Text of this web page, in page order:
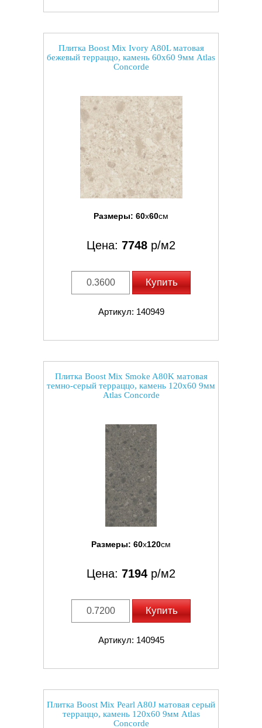
Плитка Boost Mix Ivory A80L матовая
бежевый терраццо, камень 60x60 9мм Atlas
Concorde
Размеры: 60x60см
Цена: 7748 р/м2
Купить
Артикул: 140949
Плитка Boost Mix Smoke A80K матовая
темно-серый терраццо, камень 120x60 9мм
Atlas Concorde
Размеры: 60x120см
Цена: 7194 р/м2
Купить
Артикул: 140945
Плитка Boost Mix Pearl A80J матовая серый
терраццо, камень 120x60 9мм Atlas
Concorde